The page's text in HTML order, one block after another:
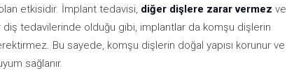
etkisidir. İmplant tedavisi, diğer dişlere zarar vermez ve
diş tedavilerinde olduğu gibi, implantlar da komşu dişlerin
Bu sayede, komşu dişlerin doğal yapısı korunur ve
sağlanır.